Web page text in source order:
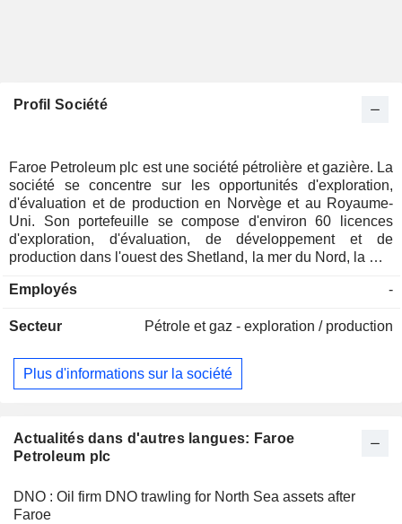
Actualités dans d'autres langues: Faroe
Petroleum plc
DNO : Oil firm DNO trawling for North Sea assets after
Faroe
Profil Société
Faroe Petroleum plc est une société pétrolière et gazière. La
société se concentre sur les opportunités d'exploration,
d'évaluation et de production en Norvège et au Royaume-
Uni. Son portefeuille se compose d'environ 60 licences
d'exploration, d'évaluation, de développement et de
production dans l'ouest des Shetland, la mer du Nord, la mer
Aerosmith - PL644/PL644 B est situé à environ 20
prolifique province d'hydrocarbures de la terrasse de Halten,
la mer de Norvège dans la licence PL348 C, qui contient
également le champ de production Hyme et la découverte
nord de la mer du Nord. La découverte Butch Main est située
à une profondeur d'environ 65 mètres dans la partie sud de
de la découverte de Butch dans le Graben central.
Employés -
Secteur Pétrole et gaz - exploration / production
Plus d'informations sur la société